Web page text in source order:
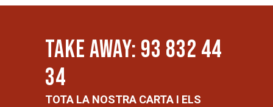
TAKE AWAY: 93 832 44
34
TOTA LA NOSTRA CARTA I ELS